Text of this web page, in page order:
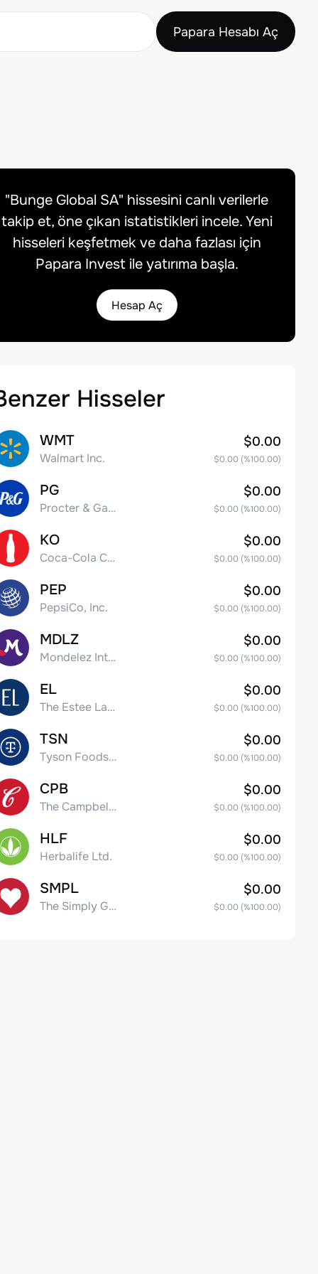
Papara Hesabı Aç
"Bunge Global SA" hissesini canlı verilerle
takip et, öne çıkan istatistikleri incele. Yeni
hisseleri keşfetmek ve daha fazlası için
Papara Invest ile yatırıma başla.
Hesap Aç
Hisseler
WMT
Walmart Inc.
$0.00
$0.00(%100.00)
PG
Procter & Gamble Company
$0.00
$0.00(%100.00)
KO
Coca-Cola Company
$0.00
$0.00(%100.00)
PEP
PepsiCo, Inc.
$0.00
$0.00(%100.00)
MDLZ
Mondelez International, Inc. Class A
$0.00
$0.00(%100.00)
EL
The Estee Lauder Companies Inc. Class A
$0.00
$0.00(%100.00)
TSN
Tyson Foods, Inc.
$0.00
$0.00(%100.00)
CPB
The Campbell's Company Common Stock
$0.00
$0.00(%100.00)
HLF
Herbalife Ltd.
$0.00
$0.00(%100.00)
SMPL
The Simply Good Foods Company Common Stock
$0.00
$0.00(%100.00)